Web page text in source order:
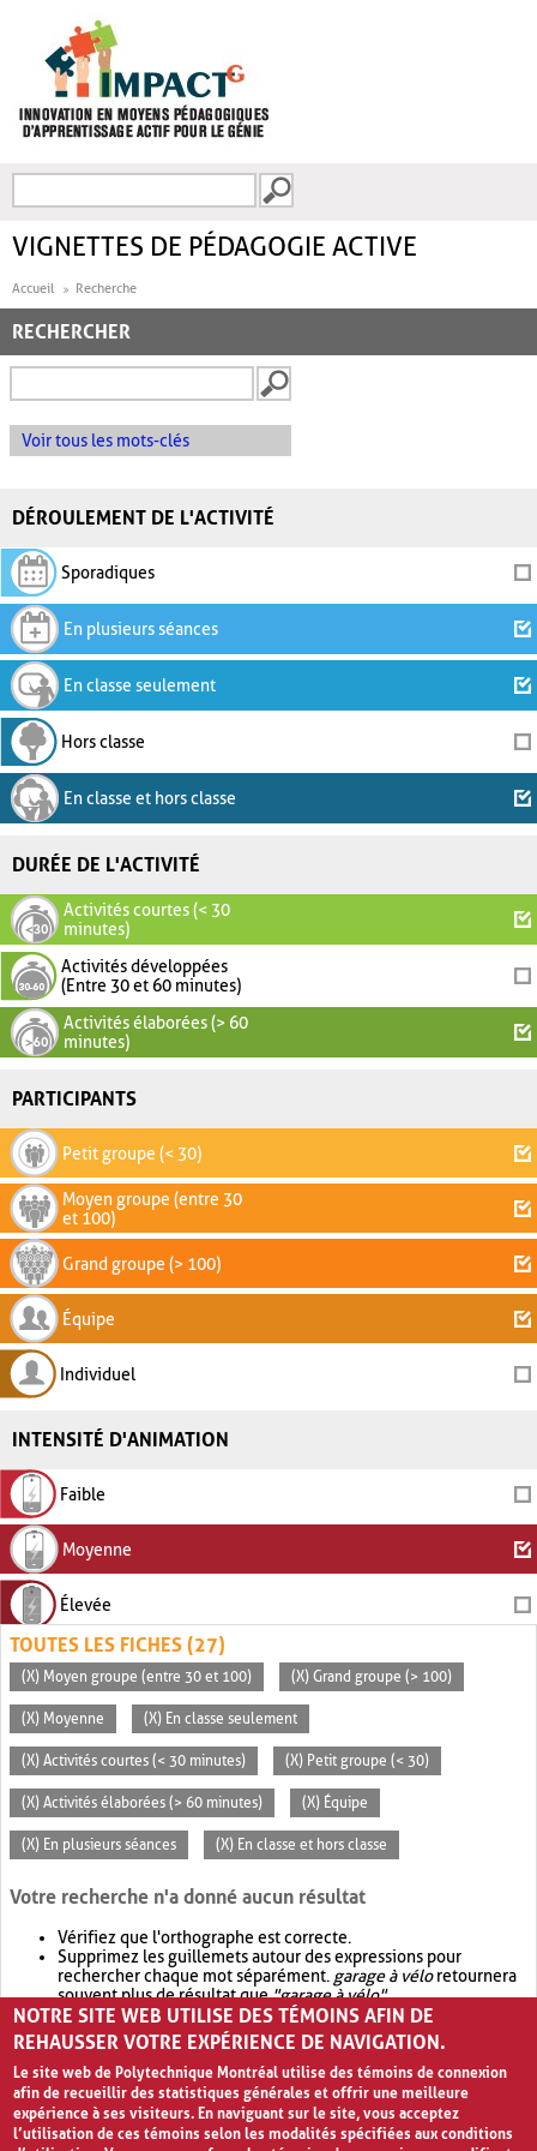
FORMULAIRE DE
VIGNETTES DE PÉDAGOGIE ACTIVE
Accueil Recherche
RECHERCHER
Voir tous les mots-clés
DÉROULEMENT DE L'ACTIVITÉ
Sporadiques
En plusieurs séances
En classe seulement
Hors classe
En classe et hors classe
DURÉE DE L'ACTIVITÉ
Activités courtes (< 30
minutes)
Activités développées
(Entre 30 et 60 minutes)
Activités élaborées (> 60
minutes)
PARTICIPANTS
Petit groupe (< 30)
Moyen groupe (entre 30
et 100)
Grand groupe (> 100)
Équipe
Individuel
INTENSITÉ D'ANIMATION
Faible
Moyenne
Élevée
TOUTES LES FICHES (27)
(X) Moyen groupe (entre 30 et 100) (X) Grand groupe (> 100)
(X) Moyenne (X) En classe seulement
(X) Activités courtes (< 30 minutes) (X) Petit groupe (< 30)
(X) Activités élaborées (> 60 minutes) (X) Équipe
(X) En plusieurs séances (X) En classe et hors classe
Votre recherche n'a donné aucun résultat
Vérifiez que l'orthographe est correcte.
Supprimez les guillemets autour des expressions pour
rechercher chaque mot séparément. garage à véloretournera
souvent plus de résultat que"garage à vélo".
Envisagez d'élargir votre recherche avec OR.garage OR vélo
retournera souvent plus de résultat quegarage à vélo
NOTRE SITE WEB UTILISE DES TÉMOINS AFIN DE
REHAUSSER VOTRE EXPÉRIENCE DE NAVIGATION.
Le site web de Polytechnique Montréal utilise des témoins de connexion
afin de recueillir des statistiques générales et offrir une meilleure
expérience à ses visiteurs. En naviguant sur le site, vous acceptez
l’utilisation de ces témoins selon les modalités spécifiées aux conditions